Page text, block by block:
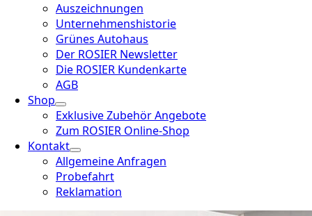
Auszeichnungen
Unternehmenshistorie
Grünes Autohaus
Der ROSIER Newsletter
Die ROSIER Kundenkarte
AGB
Shop
Exklusive Zubehör Angebote
Zum ROSIER Online-Shop
Kontakt
Allgemeine Anfragen
Probefahrt
Reklamation